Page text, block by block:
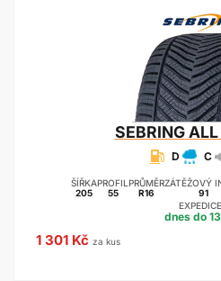
SEBRINGALL
D C
ŠÍŘKA
205
PROFIL
55
PRŮMĚR
R16
ZÁTĚŽOVÝ
91
dnes do
1 301 Kč za kus